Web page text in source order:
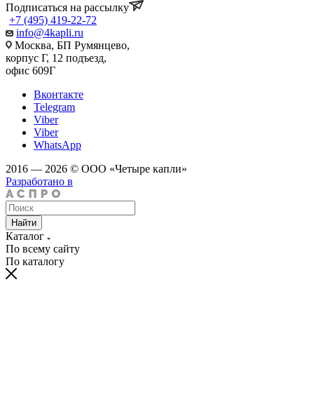
Подписаться на рассылку
+7 (495) 419-22-72
info@4kapli.ru
Москва, БП Румянцево,
корпус Г, 12 подъезд,
офис 609Г
Вконтакте
Telegram
Viber
Viber
WhatsApp
2016 — 2026 © ООО «Четыре капли»
Разработано в
Найти
Каталог
По всему сайту
По каталогу